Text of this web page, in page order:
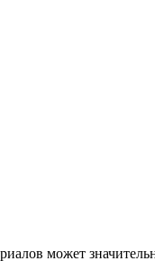
может